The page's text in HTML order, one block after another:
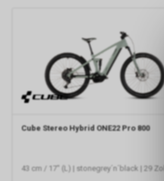
Cube Stereo Hybrid ONE22 Pro 800
43 cm / 17" (L) | stonegrey´n´black | 29 Zoll